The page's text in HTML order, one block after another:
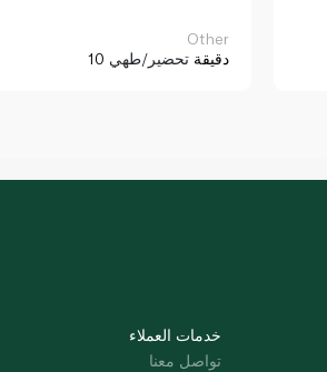
Other
10 دقيقة تحضير/طهي
خدمات العملاء
تواصل معنا